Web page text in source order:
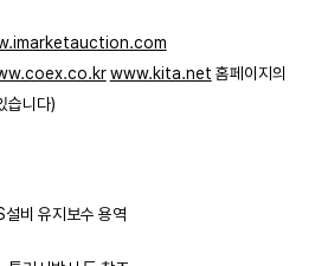
www.kita.net 홈페이지의
습니다)
비 유지보수 용역